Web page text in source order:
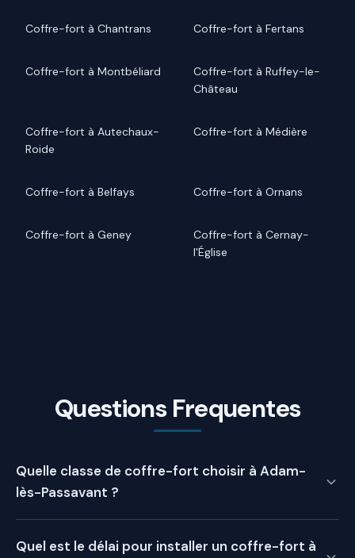
Coffre-fort à Chantrans Coffre-fort à Fertans
Coffre-fort à Montbéliard
Coffre-fort à Ruffey-le-
Château
Coffre-fort à Autechaux-
Roide
Coffre-fort à Médière
Coffre-fort à Belfays Coffre-fort à Ornans
Coffre-fort à Geney
Coffre-fort à Cernay-
l'Église
Questions Frequentes
Quelle classe de coffre-fort choisir à Adam-
lès-Passavant ?
Classe 0 couvre environ 8 000 €, Classe I jusqu'à 25 000
Quel est le délai pour installer un coffre-fort à